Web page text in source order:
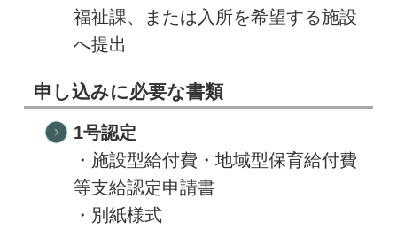
福祉課、または入所を希望する施設
へ提出
申し込みに必要な書類
1号認定
・施設型給付費・地域型保育給付費
等支給認定申請書
・別紙様式